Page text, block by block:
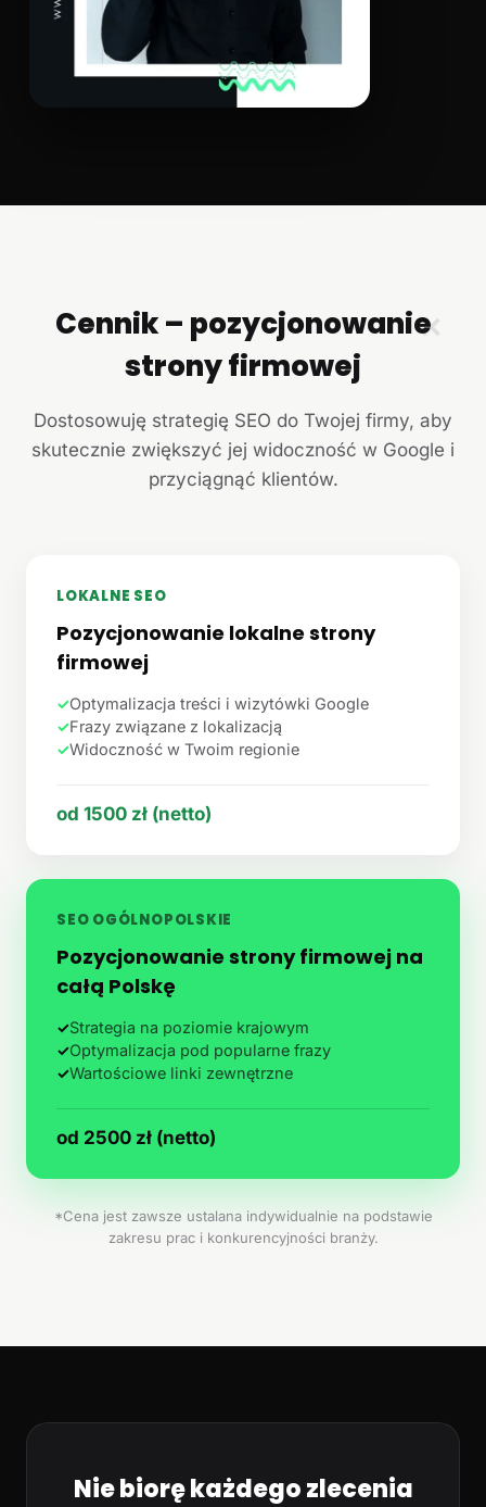
✕
Cennik – pozycjonowanie
strony firmowej
Dostosowuję strategię SEO do Twojej firmy, aby
skutecznie zwiększyć jej widoczność w Google i
przyciągnąć klientów.
LOKALNE SEO
Pozycjonowanie lokalne strony
firmowej
✓Optymalizacja treści i wizytówki Google
✓Frazy związane z lokalizacją
✓Widoczność w Twoim regionie
od 1500 zł (netto)
SEO OGÓLNOPOLSKIE
Pozycjonowanie strony firmowej na
całą Polskę
✓Strategia na poziomie krajowym
✓Optymalizacja pod popularne frazy
✓Wartościowe linki zewnętrzne
od 2500 zł (netto)
*Cena jest zawsze ustalana indywidualnie na podstawie
zakresu prac i konkurencyjności branży.
Nie biorę każdego zlecenia